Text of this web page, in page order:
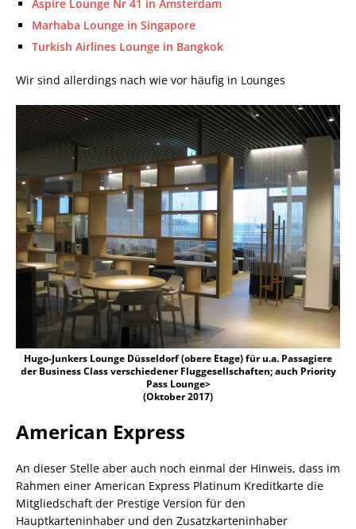
Aspire Lounge Nr 41 in Amsterdam
Marhaba Lounge in Singapore
Turkish Airlines Lounge in Bangkok
Wir sind allerdings nach wie vor häufig in Lounges
Hugo-Junkers Lounge Düsseldorf (obere Etage) für u.a. Passagiere
der Business Class verschiedener Fluggesellschaften; auch Priority
Pass Lounge>
(Oktober 2017)
American Express
An dieser Stelle aber auch noch einmal der Hinweis, dass im
Rahmen einer American Express Platinum Kreditkarte die
Mitgliedschaft der Prestige Version für den
Hauptkarteninhaber und den Zusatzkarteninhaber